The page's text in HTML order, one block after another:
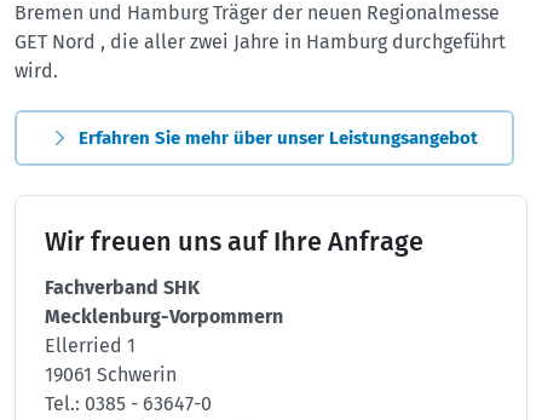
Bremen und Hamburg Träger der neuen Regionalmesse
GET Nord , die aller zwei Jahre in Hamburg durchgeführt
wird.
Erfahren Sie mehr über unser Leistungsangebot
Wir freuen uns auf Ihre Anfrage
Fachverband SHK
Mecklenburg-Vorpommern
Ellerried 1
19061 Schwerin
Tel.: 0385 - 63647-0